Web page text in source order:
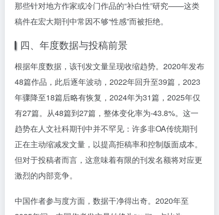
那些针对地方作家或冷门作品的“补白性”研究——这类
稿件在宏大期刊中常因不够“性感”而被拒绝。
四、年度数据与投稿前景
根据年度数据，该刊发文量呈现收缩趋势。2020年发布
48篇作品，此后逐年波动，2022年回升至39篇，2023
年骤降至18篇后略有恢复，2024年为31篇，2025年仅
有27篇。从48篇到27篇，整体变化率为-43.8%。这一
趋势在人文社科期刊中并不罕见：许多非OA传统期刊
正在主动缩减发文量，以提高拒稿率和控制版面成本。
但对于投稿者而言，这意味着有限的刊发名额将对应更
激烈的内部竞争。
中国作者参与度方面，数据干净得出奇。2020年至